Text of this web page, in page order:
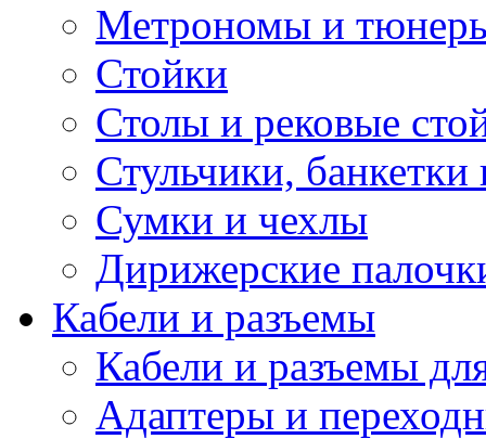
Метрономы и
Стойки
Столы и рековые
Стульчики, банкетки
Сумки и чехлы
Дирижерские
Кабели и разъемы
Кабели и разъемы
Адаптеры и